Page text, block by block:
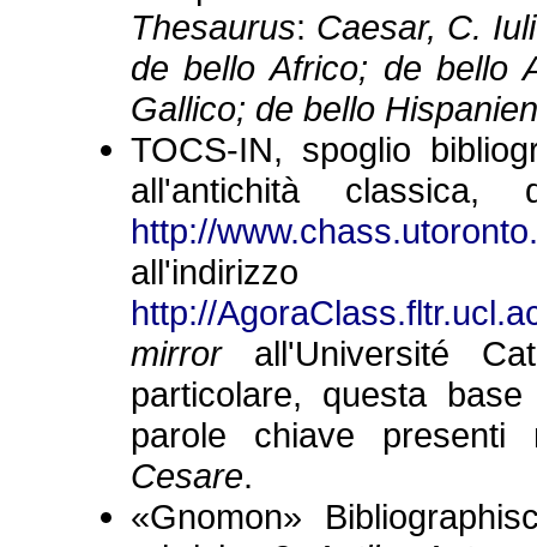
Thesaurus: Caesar, C.
de bello Africo; de bello
Gallico; de bello
TOCS-IN, spoglio
all'antichità classica,
http://
all'indirizzo
http://
mirrorall'Université
particolare, questa
parole chiave
Cesare.
«Gnomon»